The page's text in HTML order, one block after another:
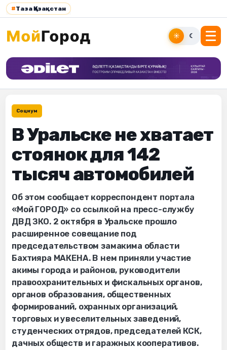
#Таза Қазақстан
☀ ☾
Социум
В Уральске не хватает
стоянок для 142
тысяч автомобилей
Об этом сообщает корреспондент портала
«Мой ГОРОД» со ссылкой на пресс-службу
ДВД ЗКО. 2 октября в Уральске прошло
расширенное совещание под
председательством замакима области
Бахтияра МАКЕНА. В нем приняли участие
акимы города и районов, руководители
правоохранительных и фискальных органов,
органов образования, общественных
формирований, охранных организаций,
торговых и увеселительных заведений,
студенческих отрядов, председателей КСК,
дачных обществ и гаражных кооперативов.